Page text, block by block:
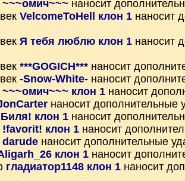
~~~омич~~~ наносит
VelcomeToHell клон 1 наносит
Я тебя люблю клон 1 наносит
***GOGICH*** наносит
-Snow-White- наносит
~~~омич~~~ клон 1 наносит
наносит дополнительные
клон 1 наносит
!favorit! клон 1 наносит
darude наносит дополнительные
клон 1 наносит
гладиатор1148 клон 1 наносит